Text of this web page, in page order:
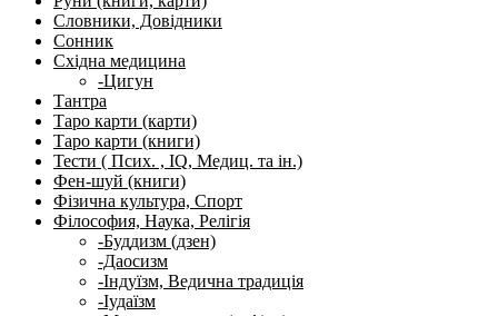
Словники, Довідники
Сонник
Східна медицина
-Цигун
Тантра
Таро карти (карти)
Таро карти (книги)
Тести ( Псих. , IQ, Медиц. та ін.)
Фен-шуй (книги)
Фізична культура, Спорт
Філософия, Наука, Релігія
-Буддизм (дзен)
-Даосизм
-Індуїзм, Ведична традиція
-Іудаїзм